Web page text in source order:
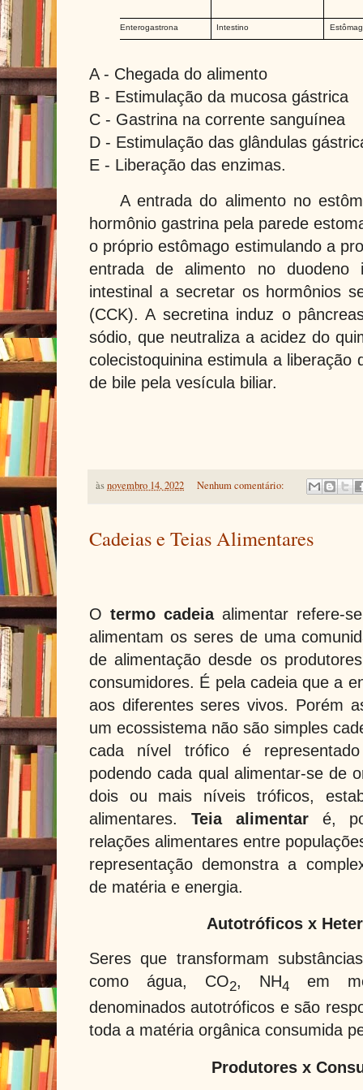
Enterogastrona Intestino
A - Chegada do alimento
B - Estimulação da mucosa gástrica
C - Gastrina na corrente sanguínea
D - Estimulação das glândulas
E - Liberação das enzimas.
A entrada do alimento no
hormônio gastrina pela parede
o próprio estômago estimulando a
entrada de alimento no duodeno
intestinal a secretar os hormônios
(CCK). A secretina induz o
sódio, que neutraliza a acidez do
colecistoquinina estimula a liberação
de bile pela vesícula biliar.
àsnovembro 14, 2022 Nenhum comentário:
Cadeias e Teias Alimentares
O termo cadeiaalimentar refere-
alimentam os seres de uma
de alimentação desde os
consumidores. É pela cadeia que a
aos diferentes seres vivos. Porém
um ecossistema não são simples
cada nível trófico é
podendo cada qual alimentar-se de
dois ou mais níveis tróficos,
alimentares. Teia alimentaré,
relações alimentares entre
representação demonstra a
de matéria e energia.
Autotróficos x
Seres que transformam
como água, CO2, NH4 em
denominados autotróficos e são
toda a matéria orgânica consumida
Produtores x